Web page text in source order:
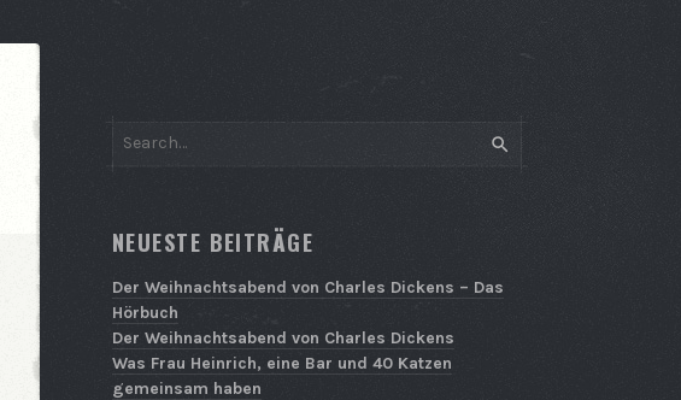
SEARCH
NEUESTE BEITRÄGE
Der Weihnachtsabend von Charles Dickens – Das
Hörbuch
Der Weihnachtsabend von Charles Dickens
Was Frau Heinrich, eine Bar und 40 Katzen
gemeinsam haben